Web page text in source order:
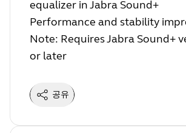
equalizer in Jabra Sound+
Performance and stability
Note: Requires Jabra Sound+
or later
공유